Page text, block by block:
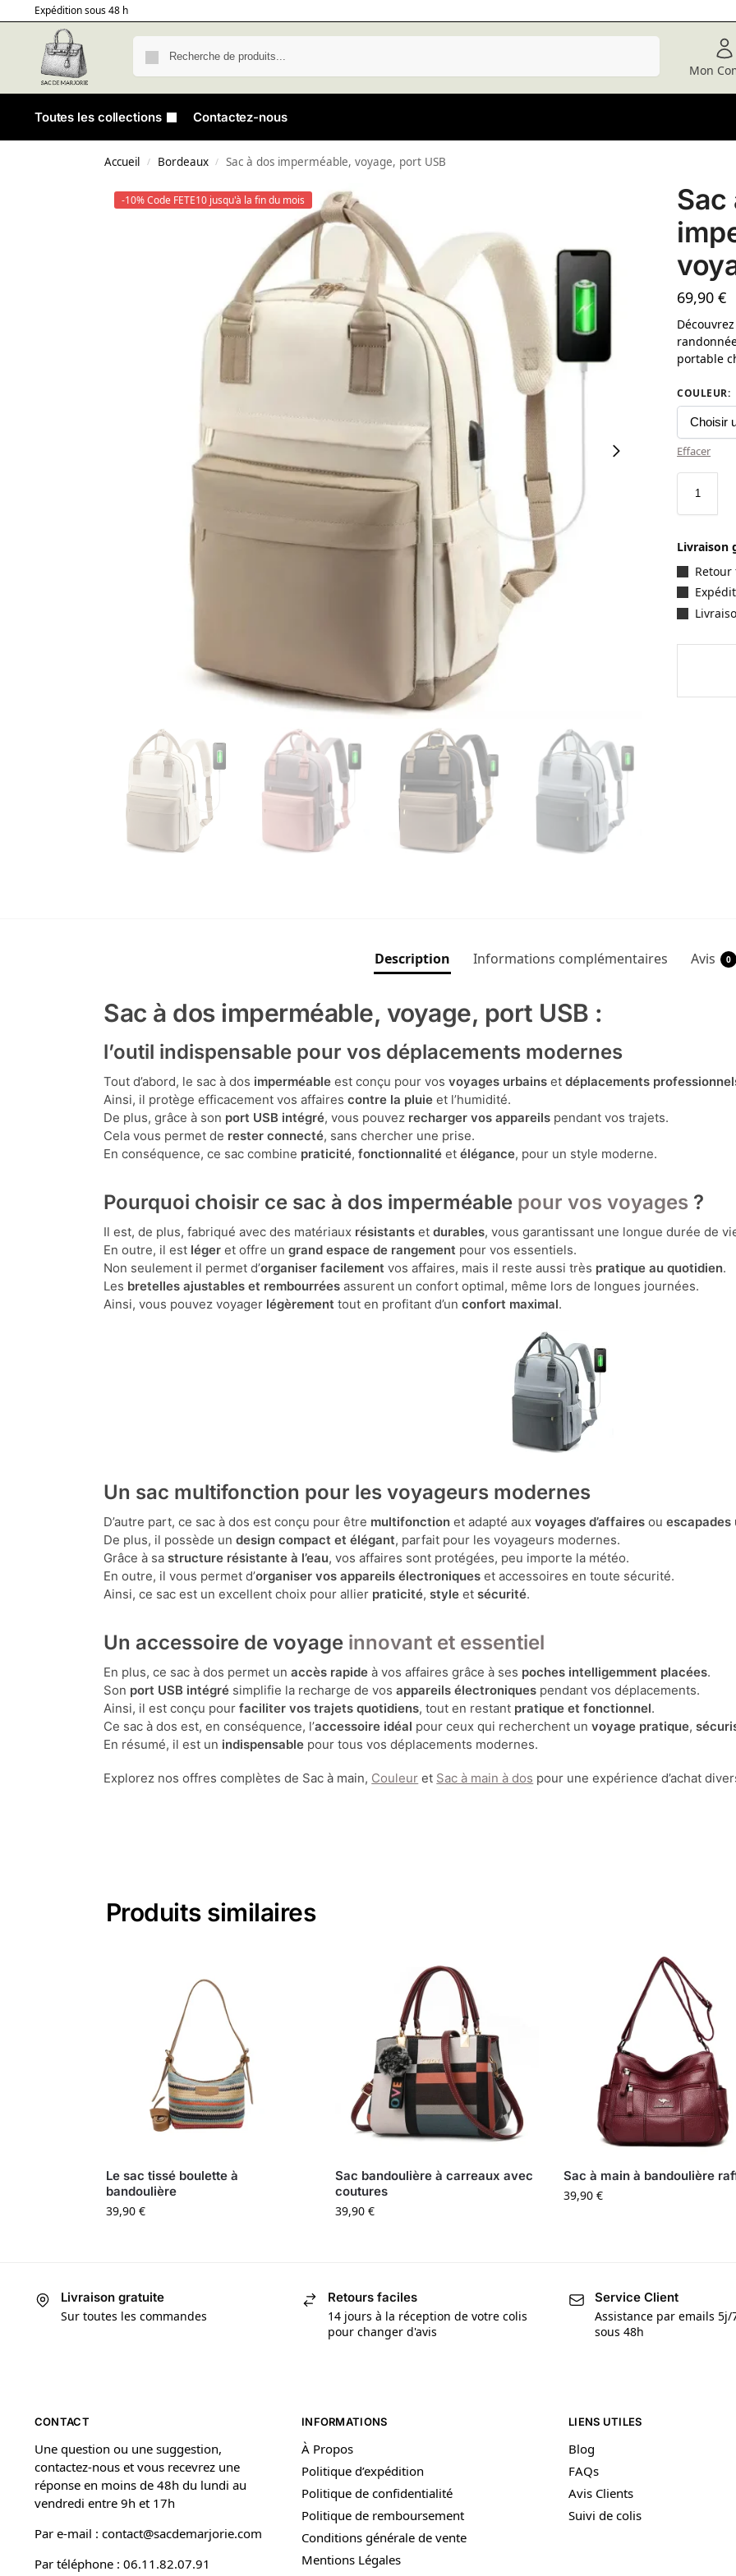
Expédition sous 48 h
Mon
Toutes les collections Contactez-nous
Accueil / Bordeaux / Sac à dos imperméable, voyage, port USB
-10% Code FETE10 jusqu'à la fin du mois
Sac
69,90€
portable
COULEUR:
Effacer
Livraison
Description Informations complémentaires Avis 0
Sac à dos imperméable, voyage, port USB :
l’outil indispensable pour vos déplacements modernes
Tout d’abord, le sac à dos imperméable est conçu pour vosvoyages urbains etdéplacements
Ainsi, il protège efficacement vos affairescontre la pluie et l’humidité.
De plus, grâce à son port USB intégré, vous pouvez recharger vos appareils pendant vos trajets.
Cela vous permet de rester connecté, sans chercher une prise.
En conséquence, ce sac combine praticité,fonctionnalité etélégance, pour un style moderne.
Pourquoi choisir ce sac à dos imperméable pour vos voyages ?
Il est, de plus, fabriqué avec des matériaux résistants etdurables, vous garantissant une longue durée de
En outre, il est léger et offre ungrand espace de rangement pour vos essentiels.
Non seulement il permet d’organiser facilement vos affaires, mais il reste aussi très pratique au quotidien.
Les bretelles ajustables et rembourrées assurent un confort optimal, même lors de longues journées.
Ainsi, vous pouvez voyager légèrement tout en profitant d’unconfort maximal.
Un sac multifonction pour les voyageurs modernes
D’autre part, ce sac à dos est conçu pour être multifonction et adapté auxvoyages d’affaires ouescapades
De plus, il possède undesign compact et élégant, parfait pour les voyageurs modernes.
Grâce à sa structure résistante à l’eau, vos affaires sont protégées, peu importe la météo.
En outre, il vous permet d’organiser vos appareils électroniques et accessoires en toute sécurité.
Ainsi, ce sac est un excellent choix pour allier praticité, style et sécurité.
Un accessoire de voyage innovant et essentiel
En plus, ce sac à dos permet unaccès rapide à vos affaires grâce à ses poches intelligemment placées.
Son port USB intégré simplifie la recharge de vosappareils électroniques pendant vos déplacements.
Ainsi, il est conçu pourfaciliter vos trajets quotidiens, tout en restant pratique et fonctionnel.
Ce sac à dos est, en conséquence, l’accessoire idéal pour ceux qui recherchent unvoyage pratique,
En résumé, il est un indispensable pour tous vos déplacements modernes.
Explorez nos offres complètes de Sac à main, Couleur et Sac à main à dos pour une expérience d’achat
Produits similaires
Le sac tissé boulette à
bandoulière
39,90 €
Sac bandoulière à carreaux avec
coutures
39,90 €
Sac à main à bandoulière
39,90€
Livraison gratuite
Sur toutes les commandes
Retours faciles
14 jours à la réception de votre colis
pour changer d'avis
Service Client
Assistance par emails 5j/
sous 48h
CONTACT
Une question ou une suggestion,
contactez-nous et vous recevrez une
réponse en moins de 48h du lundi au
vendredi entre 9h et 17h
Par e-mail : contact@sacdemarjorie.com
Par téléphone : 06.11.82.07.91
INFORMATIONS
À Propos
Politique d’expédition
Politique de confidentialité
Politique de remboursement
Conditions générale de vente
Mentions Légales
LIENS UTILES
Blog
FAQs
Avis Clients
Suivi de colis